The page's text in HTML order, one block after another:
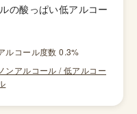
の酸っぱい低アルコー
ルコール度数 0.3%
ノンアルコール / 低アルコー